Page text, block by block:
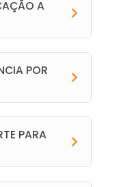
A
POR
PARA